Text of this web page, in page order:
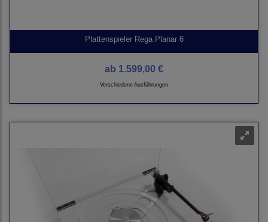
Plattenspieler Rega Planar 6
ab 1.599,00 €
Verschiedene Ausführungen